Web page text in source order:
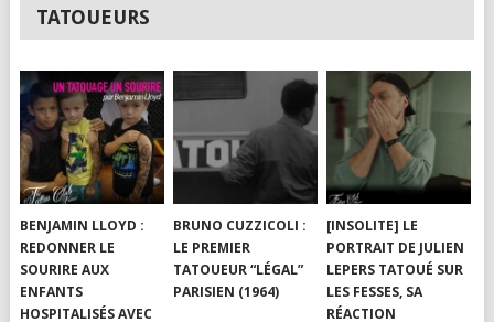
TATOUEURS
BENJAMIN LLOYD :
REDONNER LE
SOURIRE AUX
ENFANTS
HOSPITALISÉS AVEC
BRUNO CUZZICOLI :
LE PREMIER
TATOUEUR “LÉGAL”
PARISIEN (1964)
[INSOLITE] LE
PORTRAIT DE JULIEN
LEPERS TATOUÉ SUR
LES FESSES, SA
RÉACTION